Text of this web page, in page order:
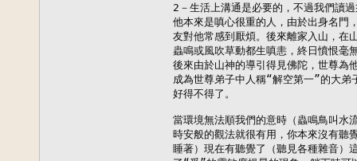
2－生活上溝通是必要的，不過我們讀
他本來是嗔心很重的人，由於出身名門
友對他常感到厭煩。後來離家入山，在
蟲鳴或風吹草動都生嗔恚，終日憤恨毫
後來由於山神的導引得見佛陀，世尊為
成為世尊弟子中人稱“解空第一”的大弟
好得不得了。
當環境無法順我們的意時（蟲鳴鳥叫水
時安般的觀法就很有用，你本來沒有聽
睡著）現在有聽覺了（聽見各種雜音）